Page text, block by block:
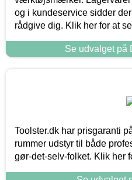
og i kundeservice sidder
rådgive dig. Klik her for at
Se udvalget på
Toolster.dk har prisgaranti
rummer udstyr til både
gør-det-selv-folket. Klik her